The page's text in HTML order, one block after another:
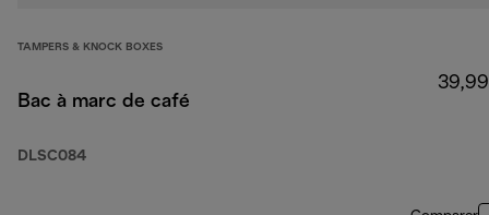
TAMPERS & KNOCK BOXES
Bac à marc de café
DLSC084